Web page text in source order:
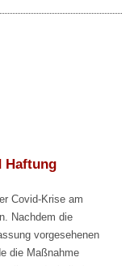
Haftung
Covid-Krise am
Nachdem die
vorgesehenen
die Maßnahme